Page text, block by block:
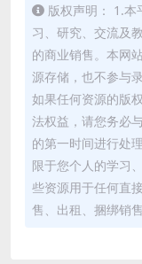
版权声明： 1.本
习、研究、交流及
的商业销售。本网
源存储，也不参与
如果任何资源的版
法权益，请您务必
的第一时间进行处
限于您个人的学习
些资源用于任何直
售、出租、捆绑销